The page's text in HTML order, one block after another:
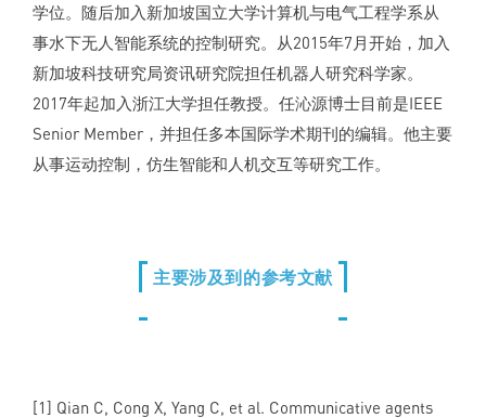
学位。随后加入新加坡国立大学计算机与电气工程学系从
事水下无人智能系统的控制研究。从2015年7月开始，加入
新加坡科技研究局资讯研究院担任机器人研究科学家。
2017年起加入浙江大学担任教授。任沁源博士目前是IEEE
Senior Member，并担任多本国际学术期刊的编辑。他主要
从事运动控制，仿生智能和人机交互等研究工作。
主要涉及到的参考文献
[1] Qian C, Cong X, Yang C, et al. Communicative agents